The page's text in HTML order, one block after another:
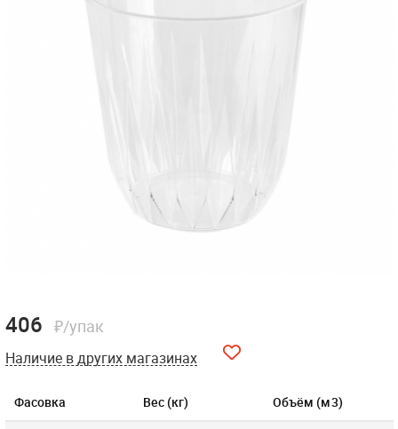
Фасовка Вес (кг) Объём (м3)
406 ₽/упак
Наличие в других магазинах